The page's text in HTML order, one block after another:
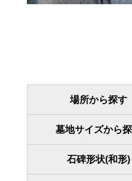
場所から探す
墓地サイズから
石碑形状(和形)